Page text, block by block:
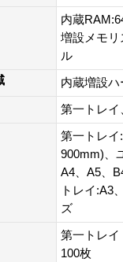
内蔵
増設メモリ
ル
内蔵増設
第一トレイ
第一トレイ
900mm)、
A4、A5、
トレイ:A3
ズ
第一トレイ
100枚